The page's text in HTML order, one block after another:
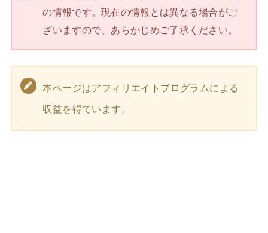
の情報です。現在の情報とは異なる場合がご
ざいますので、あらかじめご了承ください。
本ページはアフィリエイトプログラムによる
収益を得ています。